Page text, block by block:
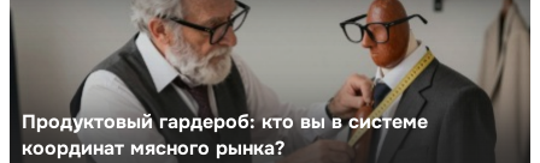
Продуктовый гардероб: кто вы в системе
координат мясного рынка?